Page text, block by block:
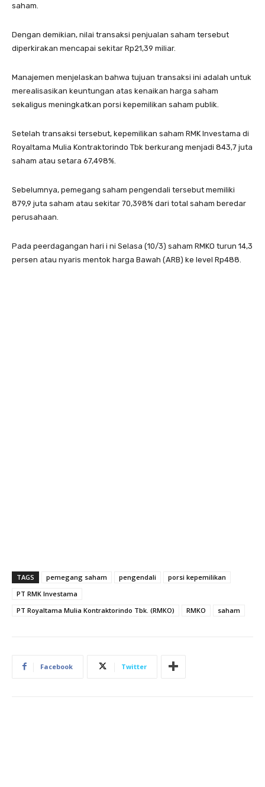
saham.
Dengan demikian, nilai transaksi penjualan saham tersebut
diperkirakan mencapai sekitar Rp21,39 miliar.
Manajemen menjelaskan bahwa tujuan transaksi ini adalah untuk
merealisasikan keuntungan atas kenaikan harga saham
sekaligus meningkatkan porsi kepemilikan saham publik.
Setelah transaksi tersebut, kepemilikan saham RMK Investama di
Royaltama Mulia Kontraktorindo Tbk berkurang menjadi 843,7 juta
saham atau setara 67,498%.
Sebelumnya, pemegang saham pengendali tersebut memiliki
879,9 juta saham atau sekitar 70,398% dari total saham beredar
perusahaan.
Pada peerdagangan hari i ni Selasa (10/3) saham RMKO turun 14,3
persen atau nyaris mentok harga Bawah (ARB) ke level Rp488.
TAGS pemegang saham pengendali
porsi kepemilikan
PT RMK Investama
PT Royaltama Mulia Kontraktorindo Tbk. (RMKO)
RMKO saham
Facebook Twitter